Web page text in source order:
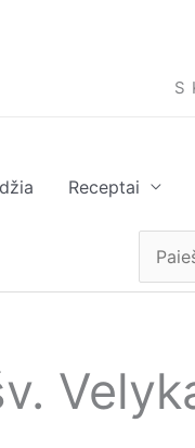
Receptai
Ieškoti: